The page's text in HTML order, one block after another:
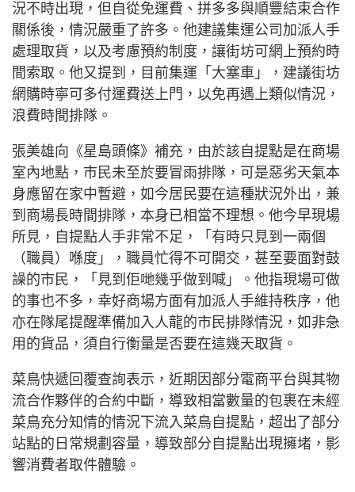
況不時出現，但自從免運費、拼多多與順豐結束合作
關係後，情況嚴重了許多。他建議集運公司加派人手
處理取貨，以及考慮預約制度，讓街坊可網上預約時
間索取。他又提到，目前集運「大塞車」，建議街坊
網購時寧可多付運費送上門，以免再遇上類似情況，
浪費時間排隊。
張美雄向《星島頭條》補充，由於該自提點是在商場
室內地點，市民未至於要冒雨排隊，可是惡劣天氣本
身應留在家中暫避，如今居民要在這種狀況外出，兼
到商場長時間排隊，本身已相當不理想。他今早現場
所見，自提點人手非常不足，「有時只見到一兩個
（職員）喺度」，職員忙得不可開交，甚至要面對鼓
譟的市民，「見到佢哋幾乎做到喊」。他指現場可做
的事也不多，幸好商場方面有加派人手維持秩序，他
亦在隊尾提醒準備加入人龍的市民排隊情況，如非急
用的貨品，須自行衡量是否要在這幾天取貨。
菜鳥快遞回覆查詢表示，近期因部分電商平台與其物
流合作夥伴的合約中斷，導致相當數量的包裹在未經
菜鳥充分知情的情況下流入菜鳥自提點，超出了部分
站點的日常規劃容量，導致部分自提點出現擁堵，影
響消費者取件體驗。